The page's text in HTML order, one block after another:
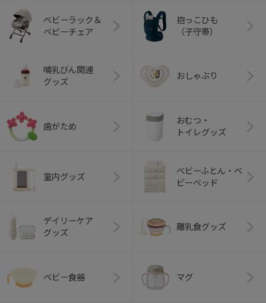
ベビーラック＆
ベビーチェア
抱っこひも
（子守帯）
哺乳びん関連
グッズ
おしゃぶり
歯がため
おむつ・
トイレグッズ
室内グッズ
ベビーふとん・ベ
ビーベッド
デイリーケア
グッズ
離乳食グッズ
ベビー食器 マグ